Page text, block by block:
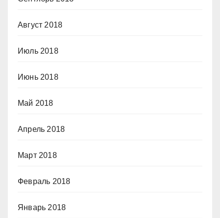
Август 2018
Июль 2018
Июнь 2018
Май 2018
Апрель 2018
Март 2018
Февраль 2018
Январь 2018